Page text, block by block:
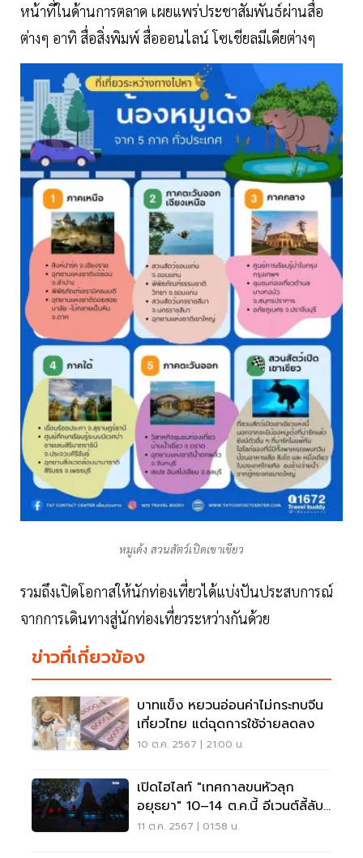
หน้าที่ในด้านการตลาด เผยแพร่ประชาสัมพันธ์ผ่านสื่อ
ต่างๆ อาทิ สื่อสิ่งพิมพ์ สื่อออนไลน์ โซเชียลมีเดียต่างๆ
หมูเด้ง สวนสัตว์เปิดเขาเขียว
รวมถึงเปิดโอกาสให้นักท่องเที่ยวได้แบ่งปันประสบการณ์
จากการเดินทางสู่นักท่องเที่ยวระหว่างกันด้วย
ข่าวที่เกี่ยวข้อง
บาทแข็ง หยวนอ่อนค่าไม่กระทบจีน
เที่ยวไทย แต่ฉุดการใช้จ่ายลดลง
10 ต.ค. 2567 | 21:00 น.
เปิดไฮไลท์ "เทศกาลขนหัวลุก
อยุธยา" 10–14 ต.ค.นี้ อีเวนต์ลี้ลับ
เมืองกรุงเก่า
11 ต.ค. 2567 | 01:58 น.